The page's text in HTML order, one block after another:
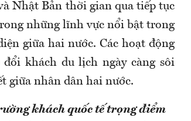
Nhật Bản thời gian qua tiếp tục
những lĩnh vực nổi bật trong
giữa hai nước. Các hoạt động
khách du lịch ngày càng sôi
giữa nhân dân hai nước.
khách quốc tế trọng điểm